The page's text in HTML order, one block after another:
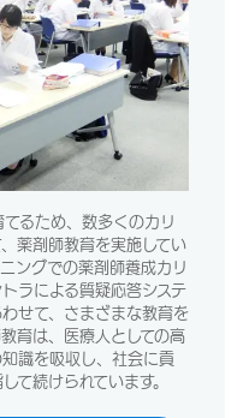
るため、数多くのカリ
薬剤師教育を実施してい
ングでの薬剤師養成カリ
ラによる質疑応答システ
せて、さまざまな教育を
育は、医療人としての高
識を吸収し、社会に貢
て続けられています。